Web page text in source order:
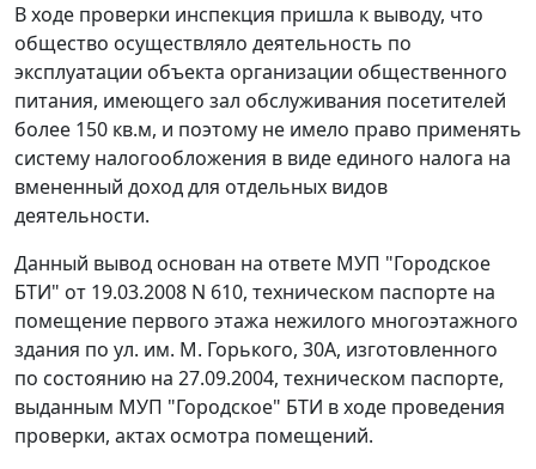
В ходе проверки инспекция пришла к выводу, что
общество осуществляло деятельность по
эксплуатации объекта организации общественного
питания, имеющего зал обслуживания посетителей
более 150 кв.м, и поэтому не имело право применять
систему налогообложения в виде единого налога на
вмененный доход для отдельных видов
деятельности.
Данный вывод основан на ответе МУП "Городское
БТИ" от 19.03.2008 N 610, техническом паспорте на
помещение первого этажа нежилого многоэтажного
здания по ул. им. М. Горького, 30А, изготовленного
по состоянию на 27.09.2004, техническом паспорте,
выданным МУП "Городское" БТИ в ходе проведения
проверки, актах осмотра помещений.